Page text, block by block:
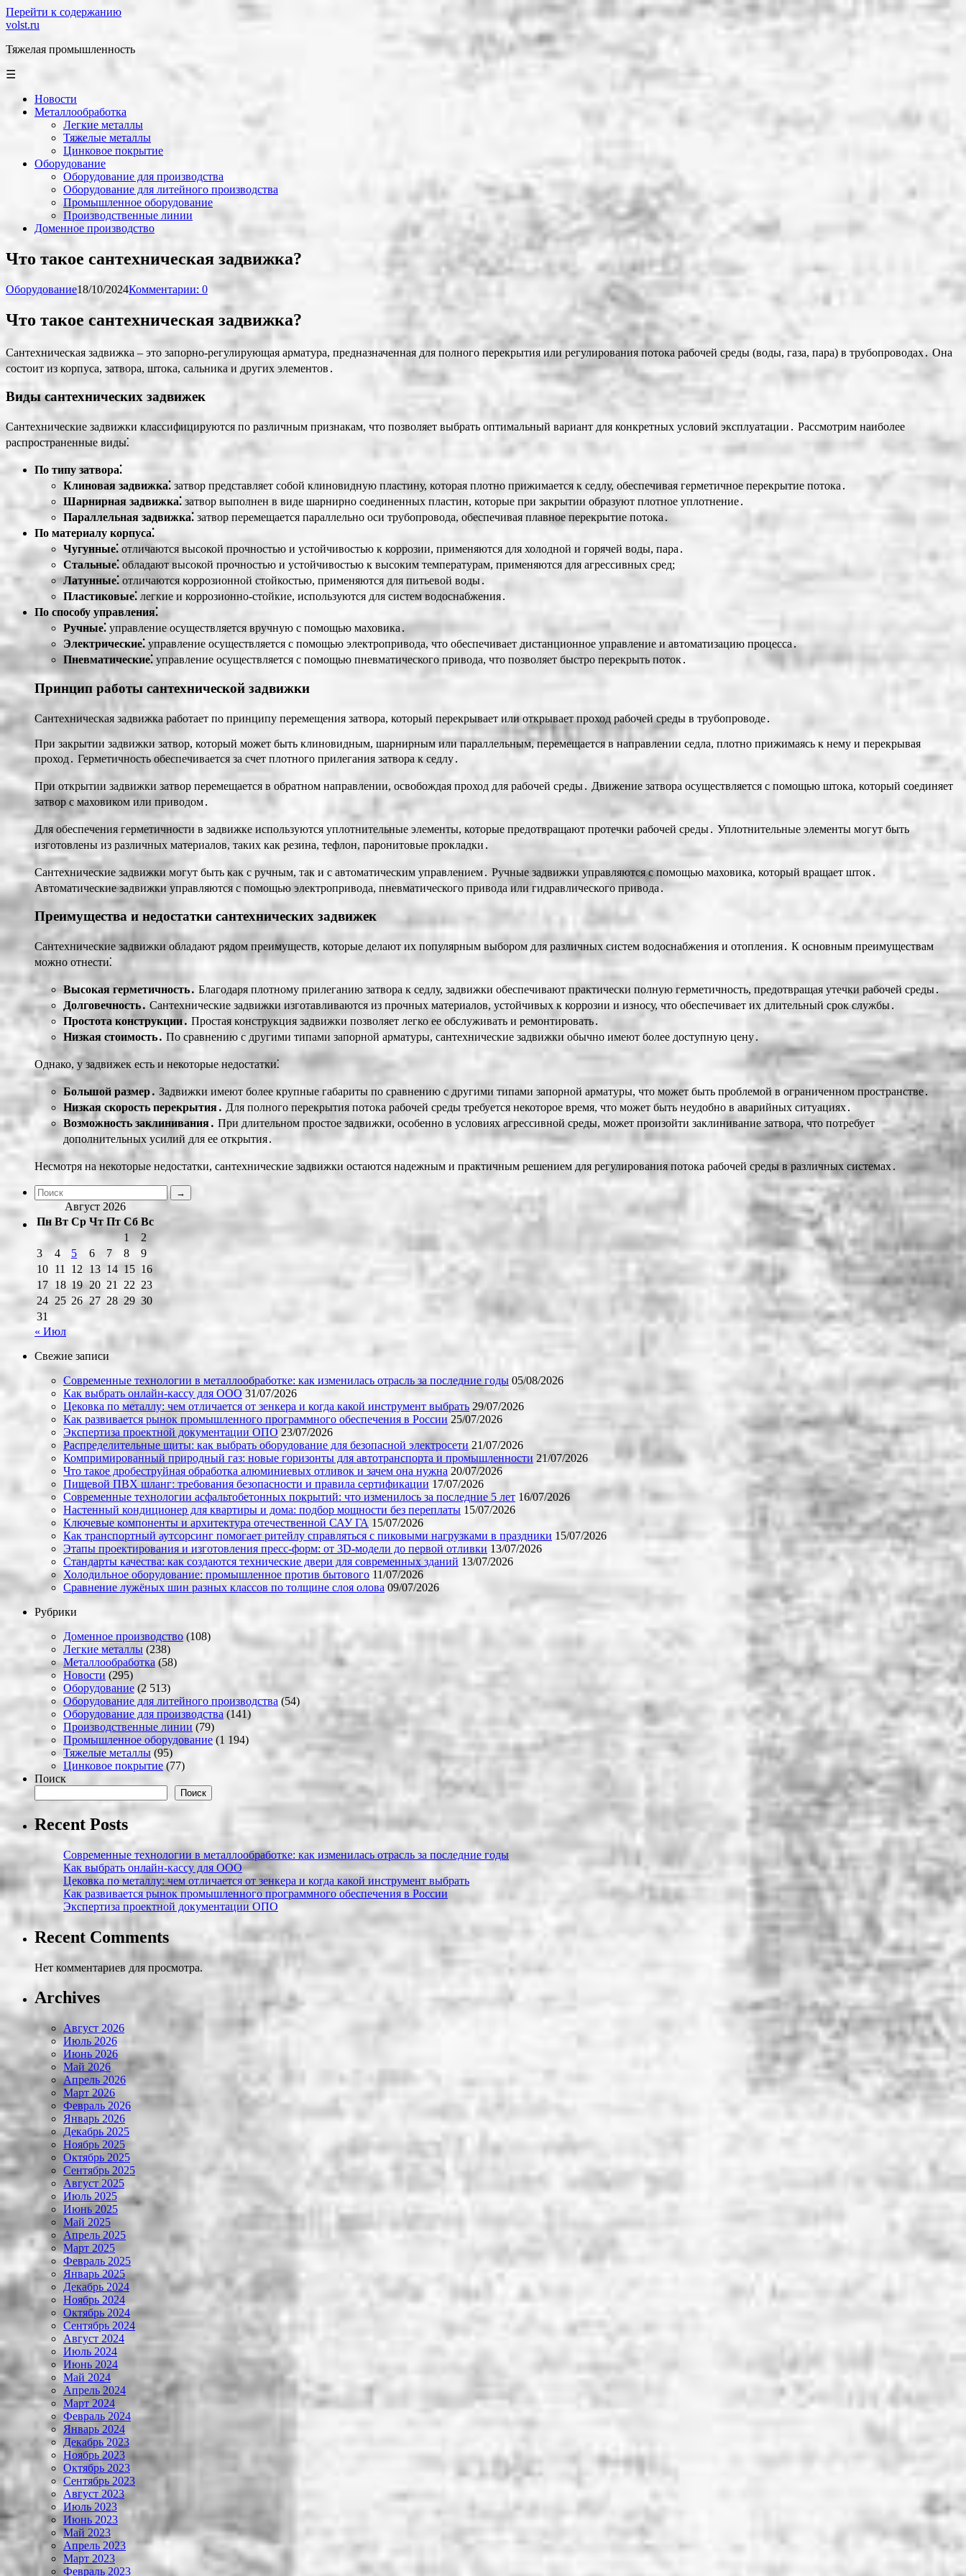
Перейти к содержанию
volst.ru
Тяжелая промышленность
☰
Новости
Металлообработка
Легкие металлы
Тяжелые металлы
Цинковое покрытие
Оборудование
Оборудование для производства
Оборудование для литейного производства
Промышленное оборудование
Производственные линии
Доменное производство
Что такое сантехническая задвижка?
Оборудование18/10/2024Комментарии: 0
Что такое сантехническая задвижка?
Сантехническая задвижка – это запорно-регулирующая арматура, предназначенная для полного перекрытия или регулирования потока рабочей среды (воды, газа, пара) в трубопроводах․ Она
состоит из корпуса, затвора, штока, сальника и других элементов․
Виды сантехнических задвижек
Сантехнические задвижки классифицируются по различным признакам, что позволяет выбрать оптимальный вариант для конкретных условий эксплуатации․ Рассмотрим наиболее
распространенные виды⁚
По типу затвора⁚
Клиновая задвижка⁚ затвор представляет собой клиновидную пластину, которая плотно прижимается к седлу, обеспечивая герметичное перекрытие потока․
Шарнирная задвижка⁚ затвор выполнен в виде шарнирно соединенных пластин, которые при закрытии образуют плотное уплотнение․
Параллельная задвижка⁚ затвор перемещается параллельно оси трубопровода, обеспечивая плавное перекрытие потока․
По материалу корпуса⁚
Чугунные⁚ отличаются высокой прочностью и устойчивостью к коррозии, применяются для холодной и горячей воды, пара․
Стальные⁚ обладают высокой прочностью и устойчивостью к высоким температурам, применяются для агрессивных сред;
Латунные⁚ отличаются коррозионной стойкостью, применяются для питьевой воды․
Пластиковые⁚ легкие и коррозионно-стойкие, используются для систем водоснабжения․
По способу управления⁚
Ручные⁚ управление осуществляется вручную с помощью маховика․
Электрические⁚управление осуществляется с помощью электропривода, что обеспечивает дистанционное управление и автоматизацию процесса․
Пневматические⁚ управление осуществляется с помощью пневматического привода, что позволяет быстро перекрыть поток․
Принцип работы сантехнической задвижки
Сантехническая задвижка работает по принципу перемещения затвора, который перекрывает или открывает проход рабочей среды в трубопроводе․
При закрытии задвижки затвор, который может быть клиновидным, шарнирным или параллельным, перемещается в направлении седла, плотно прижимаясь к нему и перекрывая
проход․ Герметичность обеспечивается за счет плотного прилегания затвора к седлу․
При открытии задвижки затвор перемещается в обратном направлении, освобождая проход для рабочей среды․ Движение затвора осуществляется с помощью штока, который соединяет
затвор с маховиком или приводом․
Для обеспечения герметичности в задвижке используются уплотнительные элементы, которые предотвращают протечки рабочей среды․ Уплотнительные элементы могут быть
изготовлены из различных материалов, таких как резина, тефлон, паронитовые прокладки․
Сантехнические задвижки могут быть как с ручным, так и с автоматическим управлением․ Ручные задвижки управляются с помощью маховика, который вращает шток․
Автоматические задвижки управляются с помощью электропривода, пневматического привода или гидравлического привода․
Преимущества и недостатки сантехнических задвижек
Сантехнические задвижки обладают рядом преимуществ, которые делают их популярным выбором для различных систем водоснабжения и отопления․ К основным преимуществам
можно отнести⁚
Высокая герметичность․ Благодаря плотному прилеганию затвора к седлу, задвижки обеспечивают практически полную герметичность, предотвращая утечки рабочей среды․
Долговечность․ Сантехнические задвижки изготавливаются из прочных материалов, устойчивых к коррозии и износу, что обеспечивает их длительный срок службы․
Простота конструкции․ Простая конструкция задвижки позволяет легко ее обслуживать и ремонтировать․
Низкая стоимость․ По сравнению с другими типами запорной арматуры, сантехнические задвижки обычно имеют более доступную цену․
Однако, у задвижек есть и некоторые недостатки⁚
Большой размер․ Задвижки имеют более крупные габариты по сравнению с другими типами запорной арматуры, что может быть проблемой в ограниченном пространстве․
Низкая скорость перекрытия․ Для полного перекрытия потока рабочей среды требуется некоторое время, что может быть неудобно в аварийных ситуациях․
Возможность заклинивания․ При длительном простое задвижки, особенно в условиях агрессивной среды, может произойти заклинивание затвора, что потребует
дополнительных усилий для ее открытия․
Несмотря на некоторые недостатки, сантехнические задвижки остаются надежным и практичным решением для регулирования потока рабочей среды в различных системах․
Август 2026
Пн Вт Ср Чт Пт Сб Вс
1
2
3
4 5 6 7 8
9
10 11 12 13 14 15 16
17 18 19 20 21 22 23
24 25 26 27 28 29 30
31
« Июл
Свежие записи
Современные технологии в металлообработке: как изменилась отрасль за последние годы 05/08/2026
Как выбрать онлайн-кассу для ООО 31/07/2026
Цековка по металлу: чем отличается от зенкера и когда какой инструмент выбрать 29/07/2026
Как развивается рынок промышленного программного обеспечения в России 25/07/2026
Экспертиза проектной документации ОПО 23/07/2026
Распределительные щиты: как выбрать оборудование для безопасной электросети 21/07/2026
Компримированный природный газ: новые горизонты для автотранспорта и промышленности 21/07/2026
Что такое дробеструйная обработка алюминиевых отливок и зачем она нужна 20/07/2026
Пищевой ПВХ шланг: требования безопасности и правила сертификации 17/07/2026
Современные технологии асфальтобетонных покрытий: что изменилось за последние 5 лет 16/07/2026
Настенный кондиционер для квартиры и дома: подбор мощности без переплаты 15/07/2026
Ключевые компоненты и архитектура отечественной САУ ГА 15/07/2026
Как транспортный аутсорсинг помогает ритейлу справляться с пиковыми нагрузками в праздники 15/07/2026
Этапы проектирования и изготовления пресс-форм: от 3D-модели до первой отливки 13/07/2026
Стандарты качества: как создаются технические двери для современных зданий 13/07/2026
Холодильное оборудование: промышленное против бытового 11/07/2026
Сравнение лужёных шин разных классов по толщине слоя олова 09/07/2026
Рубрики
Доменное производство (108)
Легкие металлы (238)
Металлообработка (58)
Новости (295)
Оборудование (2 513)
Оборудование для литейного производства (54)
Оборудование для производства (141)
Производственные линии (79)
Промышленное оборудование (1 194)
Тяжелые металлы (95)
Цинковое покрытие (77)
Поиск
Поиск
Recent Posts
Современные технологии в металлообработке: как изменилась отрасль за последние годы
Как выбрать онлайн-кассу для ООО
Цековка по металлу: чем отличается от зенкера и когда какой инструмент выбрать
Как развивается рынок промышленного программного обеспечения в России
Экспертиза проектной документации ОПО
Recent Comments
Нет комментариев для просмотра.
Archives
Август 2026
Июль 2026
Июнь 2026
Май 2026
Апрель 2026
Март 2026
Февраль 2026
Январь 2026
Декабрь 2025
Ноябрь 2025
Октябрь 2025
Сентябрь 2025
Август 2025
Июль 2025
Июнь 2025
Май 2025
Апрель 2025
Март 2025
Февраль 2025
Январь 2025
Декабрь 2024
Ноябрь 2024
Октябрь 2024
Сентябрь 2024
Август 2024
Июль 2024
Июнь 2024
Май 2024
Апрель 2024
Март 2024
Февраль 2024
Январь 2024
Декабрь 2023
Ноябрь 2023
Октябрь 2023
Сентябрь 2023
Август 2023
Июль 2023
Июнь 2023
Май 2023
Апрель 2023
Март 2023
Февраль 2023